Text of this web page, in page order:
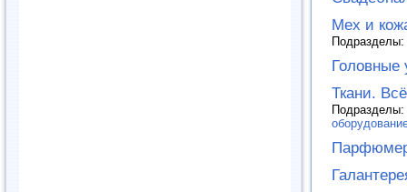
Мех и
Подразделы:
Головные
Ткани.
Подразделы: